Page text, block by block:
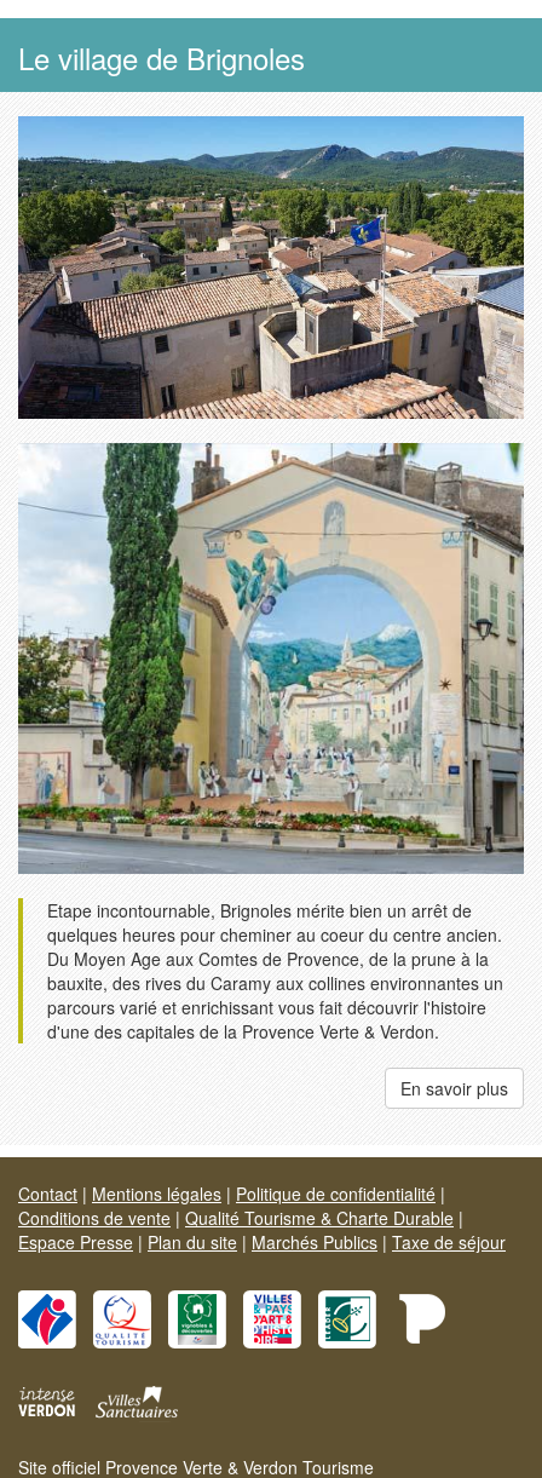
Le village de Brignoles
Etape incontournable, Brignoles mérite bien un arrêt de
quelques heures pour cheminer au coeur du centre ancien.
Du Moyen Age aux Comtes de Provence, de la prune à la
bauxite, des rives du Caramy aux collines environnantes un
parcours varié et enrichissant vous fait découvrir l'histoire
d'une des capitales de la Provence Verte & Verdon.
En savoir plus
Contact | Mentions légales | Politique de confidentialité |
Conditions de vente | Qualité Tourisme & Charte Durable |
Espace Presse | Plan du site | Marchés Publics | Taxe de séjour
Site officiel Provence Verte & Verdon Tourisme